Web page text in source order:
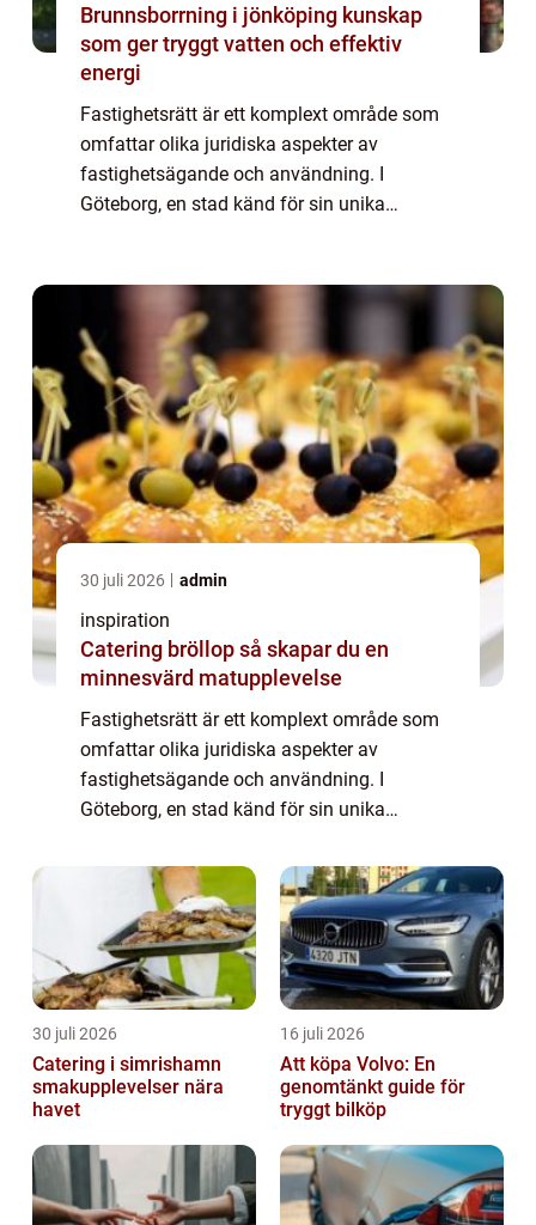
Brunnsborrning i jönköping kunskap
som ger tryggt vatten och effektiv
energi
Fastighetsrätt är ett komplext område som
omfattar olika juridiska aspekter av
fastighetsägande och användning. I
Göteborg, en stad känd för sin unika
30 juli 2026 admin
inspiration
Catering bröllop så skapar du en
minnesvärd matupplevelse
Fastighetsrätt är ett komplext område som
omfattar olika juridiska aspekter av
fastighetsägande och användning. I
Göteborg, en stad känd för sin unika
kan fr&arin...
30 juli 2026
Catering i simrishamn
smakupplevelser nära
havet
16 juli 2026
Att köpa Volvo: En
genomtänkt guide för
tryggt bilköp